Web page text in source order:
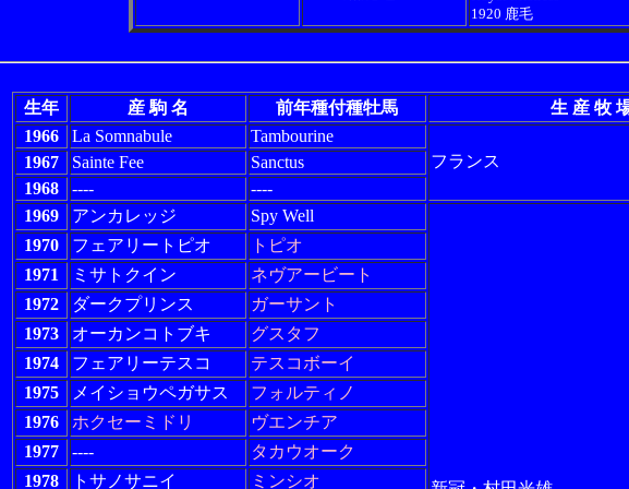
1920 鹿毛
生年 産 駒 名 前年種付種牡馬
生 産 牧
1966
La Somnabule
Tambourine
フランス
1967 Sainte Fee
Sanctus
1968
----
----
1969
アンカレッジ Spy Well
1970 フェアリートピオ
トピオ
1971
ミサトクイン
ネヴアービート
1972
ダークプリンス
ガーサント
1973
オーカンコトブキ
グスタフ
1974
フェアリーテスコ
テスコボーイ
1975
メイショウペガサス
フォルティノ
1976
ホクセーミドリ
ヴエンチア
1977
----
タカウオーク
1978
トサノサニイ ミンシオ